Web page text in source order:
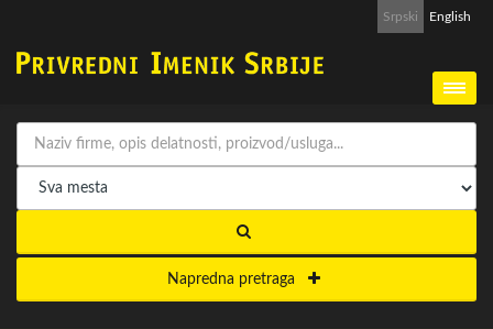
Srpski English
Napredna pretraga